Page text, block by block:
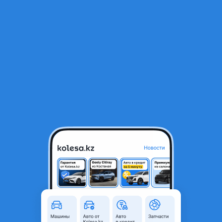
Бампер передний Peugeot Partner Teepe Citroen Berlingo
Алматы, Алматинская